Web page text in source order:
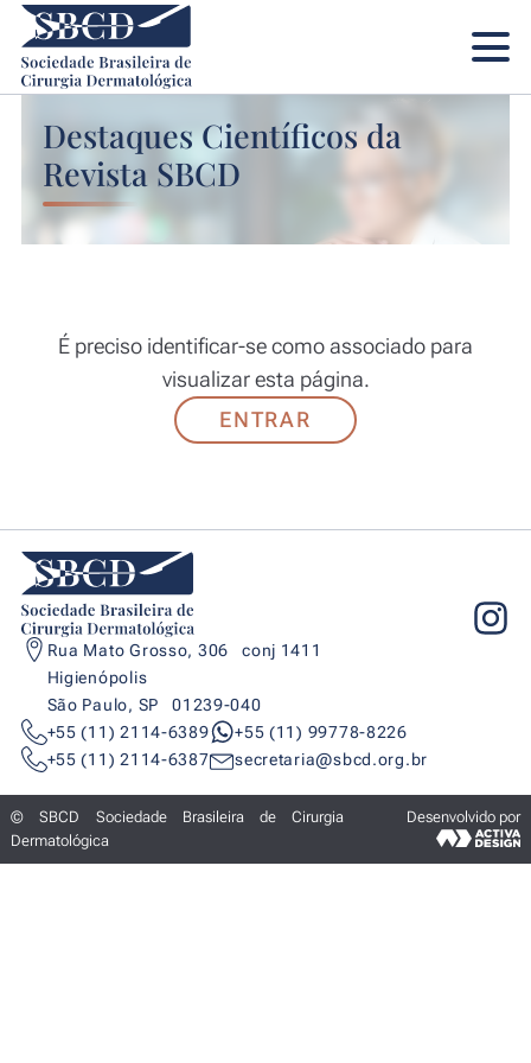
Destaques Científicos da
Revista SBCD
É preciso identificar-se como associado para
visualizar esta página.
ENTRAR
Rua Mato Grosso, 306 conj 1411
Higienópolis
São Paulo, SP 01239-040
+55 (11) 2114-6389
+55 (11) 2114-6387
+55 (11) 99778-8226
secretaria@sbcd.org.br
© SBCD Sociedade Brasileira de Cirurgia
Dermatológica
Desenvolvido por